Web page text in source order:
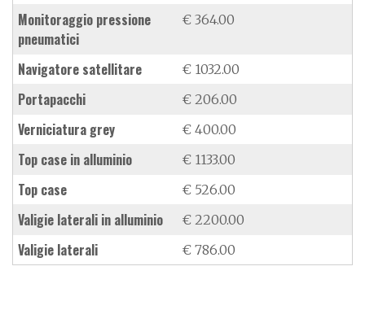
monitoraggio pressione
pneumatici
€ 364.00
navigatore satellitare € 1032.00
portapacchi € 206.00
verniciatura grey € 400.00
top case in alluminio € 1133.00
top case € 526.00
valigie laterali in alluminio € 2200.00
valigie laterali € 786.00